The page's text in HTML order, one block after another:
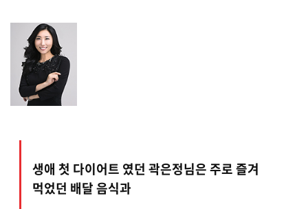
생애 첫 다이어트 였던 곽은정님은 주로 즐겨
먹었던 배달 음식과